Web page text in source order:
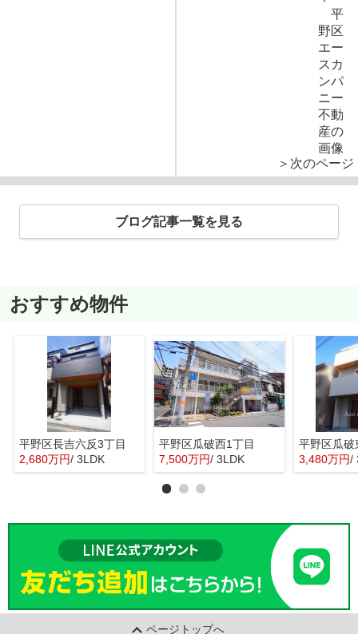
＞次のページ
ブログ記事一覧を見る
おすすめ物件
平野区長吉六反3丁目
2,680万円/ 3LDK
平野区瓜破西1丁目
7,500万円/ 3LDK
平野区瓜破
3,480万円/
ページトップへ